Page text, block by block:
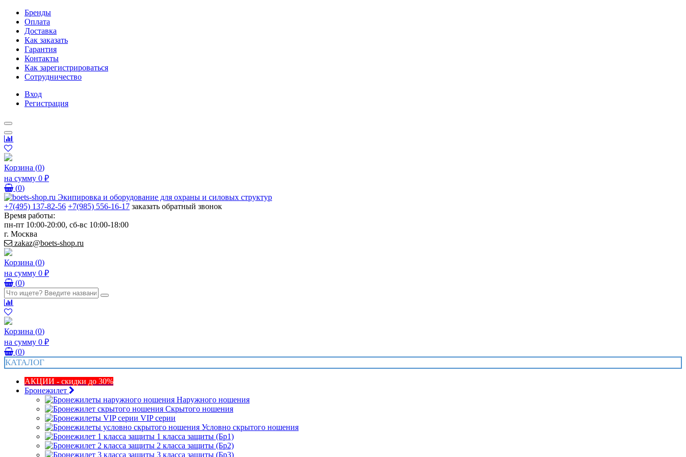
Бренды
Оплата
Доставка
Как заказать
Гарантия
Контакты
Как зарегистрироваться
Сотрудничество
Вход
Регистрация
Корзина (0)
на сумму 0 ₽
(0)
+7(495) 137-82-56 +7(985) 556-16-17 заказать обратный звонок
Время работы:
пн-пт 10:00-20:00, сб-вс 10:00-18:00
г. Москва
zakaz@boets-shop.ru
Корзина (0)
на сумму 0 ₽
(0)
Корзина (0)
на сумму 0 ₽
(0)
КАТАЛОГ
АКЦИИ - скидки до 30%
Бронежилет
Наружного ношения
Скрытого ношения
VIP серии
Условно скрытого ношения
1 класса защиты (Бр1)
2 класса защиты (Бр2)
3 класса защиты (Бр3)